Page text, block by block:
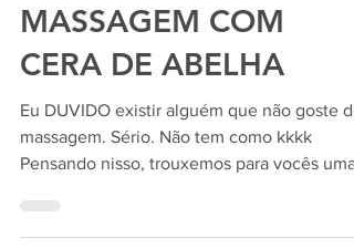
MASSAGEM COM
CERA DE ABELHA
Eu DUVIDO existir alguém que não goste de
massagem. Sério. Não tem como kkkk
Pensando nisso, trouxemos para vocês uma